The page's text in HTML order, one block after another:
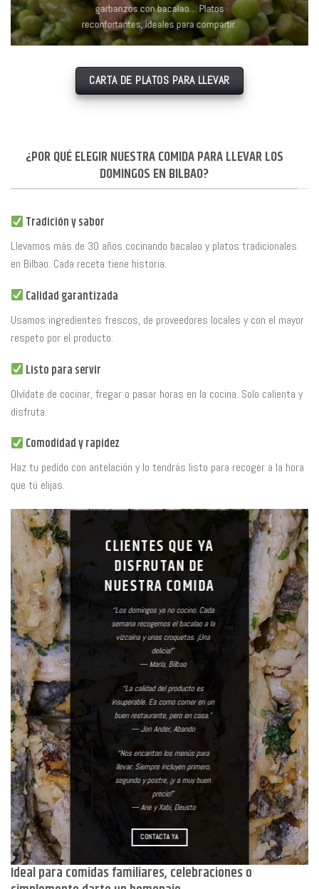
garbanzos con bacalao… Platos
reconfortantes, ideales para compartir.
CARTA DE PLATOS PARA LLEVAR
¿POR QUÉ ELEGIR NUESTRA COMIDA PARA LLEVAR LOS
DOMINGOS EN BILBAO?
Tradición y sabor
Llevamos más de 30 años cocinando bacalao y platos tradicionales
en Bilbao. Cada receta tiene historia.
Calidad garantizada
Usamos ingredientes frescos, de proveedores locales y con el mayor
respeto por el producto.
Listo para servir
Olvídate de cocinar, fregar o pasar horas en la cocina. Solo calienta y
disfruta.
Comodidad y rapidez
Haz tu pedido con antelación y lo tendrás listo para recoger a la hora
que tú elijas.
CLIENTES QUE YA
DISFRUTAN DE
NUESTRA COMIDA
“Los domingos ya no cocino. Cada
semana recogemos el bacalao a la
vizcaína y unas croquetas. ¡Una
delicia!”
—María, Bilbao
“La calidad del producto es
insuperable. Es como comer en un
buen restaurante, pero en casa.”
—Jon Ander, Abando
“Nos encantan los menús para
llevar. Siempre incluyen primero,
segundo y postre, ¡y a muy buen
precio!”
—Ane y Xabi, Deusto
CONTACTA YA
Ideal para comidas familiares, celebraciones o